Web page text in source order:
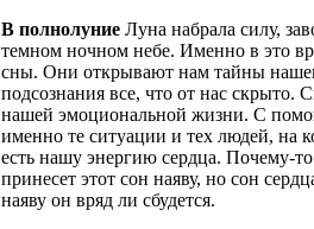
В полнолуниеЛуна набрала силу,
темном ночном небе. Именно в это
сны. Они открывают нам тайны
подсознания все, что от нас скрыто.
нашей эмоциональной жизни. С
именно те ситуации и тех людей, на
есть нашу энергию сердца. Почему-
принесет этот сон наяву, но сон
наяву он вряд ли сбудется.